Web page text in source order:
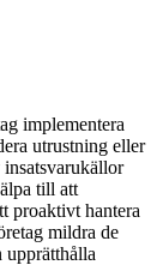
implementera
utrustning eller
till att
proaktivt hantera
mildra de
upprätthålla